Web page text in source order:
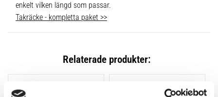
enkelt vilken längd som passar.
Takräcke - kompletta paket >>
Relaterade produkter:
Lägg